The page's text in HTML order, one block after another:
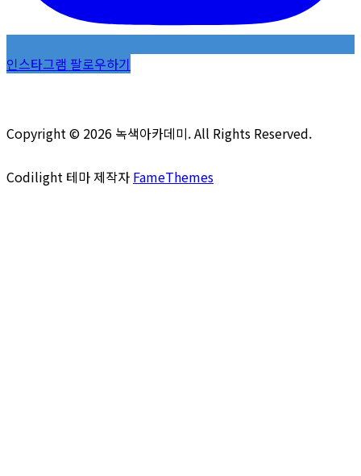
인스타그램 팔로우하기
Copyright © 2026 녹색아카데미. All Rights Reserved.
Codilight 테마 제작자 FameThemes